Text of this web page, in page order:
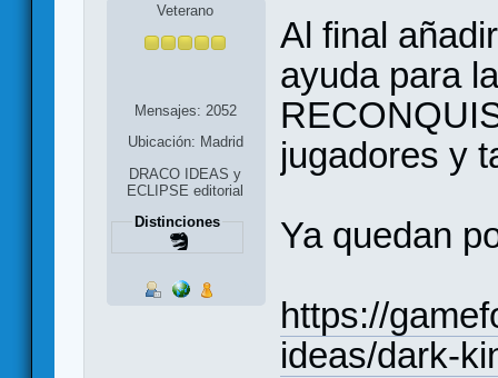
Veterano
Mensajes: 2052
Ubicación: Madrid
DRACO IDEAS y
ECLIPSE editorial
Distinciones
Al final
ayuda para
jugadores y
Ya quedan
https://
ideas/dark-